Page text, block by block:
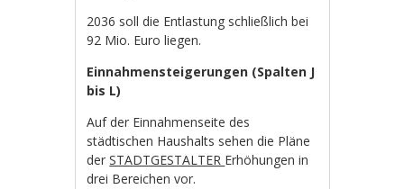
2036 soll die Entlastung schließlich bei
92 Mio. Euro liegen.
Einnahmensteigerungen (Spalten J
bis L)
Auf der Einnahmenseite des
städtischen Haushalts sehen die Pläne
derSTADTGESTALTER Erhöhungen in
drei Bereichen vor.